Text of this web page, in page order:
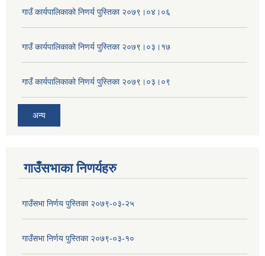
गाउँ कार्यपालिकाको निणर्य पुस्तिका २०७९।०४।०६
गाउँ कार्यपालिकाको निणर्य पुस्तिका २०७९।०३।१७
गाउँ कार्यपालिकाको निणर्य पुस्तिका २०७९।०३।०९
अन्य
गाउँसभाका निणर्यहरु
गाउँसभा निर्णय पुस्तिका २०७९-०३-२५
गाउँसभा निर्णय पुस्तिका २०७९-०३-१०